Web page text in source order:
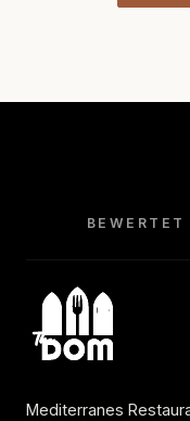
Mediterranes